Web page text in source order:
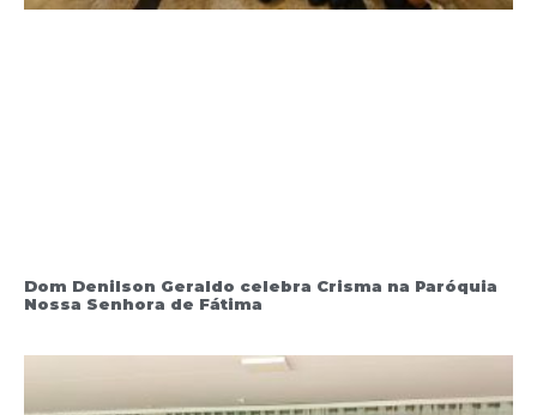
Dom Denilson Geraldo celebra Crisma na Paróquia
Nossa Senhora de Fátima